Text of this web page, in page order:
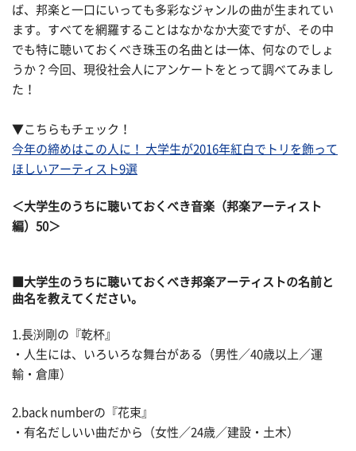
ば、邦楽と一口にいっても多彩なジャンルの曲が生まれてい
ます。すべてを網羅することはなかなか大変ですが、その中
でも特に聴いておくべき珠玉の名曲とは一体、何なのでしょ
うか？今回、現役社会人にアンケートをとって調べてみまし
た！
▼こちらもチェック！
今年の締めはこの人に！ 大学生が2016年紅白でトリを飾って
ほしいアーティスト9選
＜大学生のうちに聴いておくべき音楽（邦楽アーティスト
編）50＞
■大学生のうちに聴いておくべき邦楽アーティストの名前と
曲名を教えてください。
1.長渕剛の『乾杯』
・人生には、いろいろな舞台がある（男性／40歳以上／運
輸・倉庫）
2.back numberの『花束』
・有名だしいい曲だから（女性／24歳／建設・土木）